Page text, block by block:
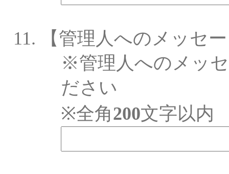
【管理人へのメッセ
※管理人へのメッ
ださい
※全角200文字以内